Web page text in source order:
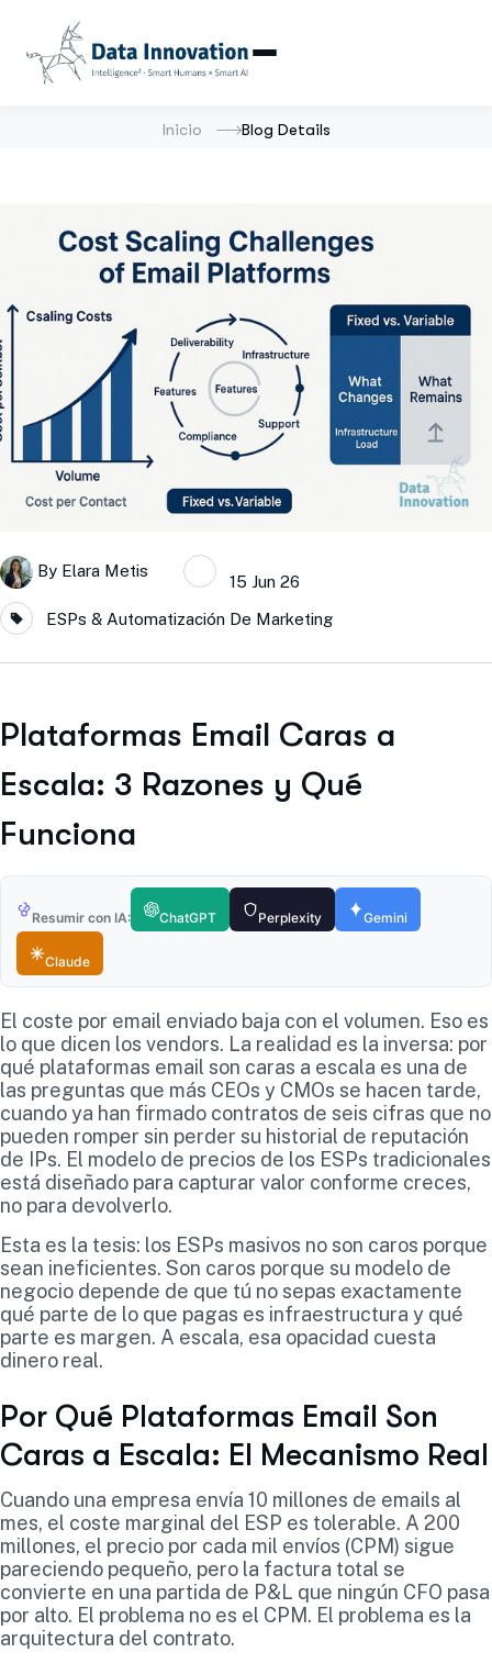
Inicio Blog Details
By Elara Metis
15 Jun 26
ESPs & Automatización De Marketing
Plataformas Email Caras a
Escala: 3 Razones y Qué
Funciona
Resumir con IA: ChatGPT Perplexity Gemini
Claude
El coste por email enviado baja con el volumen. Eso es
lo que dicen los vendors. La realidad es la inversa: por
qué plataformas email son caras a escala es una de
las preguntas que más CEOs y CMOs se hacen tarde,
cuando ya han firmado contratos de seis cifras que no
pueden romper sin perder su historial de reputación
de IPs. El modelo de precios de los ESPs tradicionales
está diseñado para capturar valor conforme creces,
no para devolverlo.
Esta es la tesis: los ESPs masivos no son caros porque
sean ineficientes. Son caros porque su modelo de
negocio depende de que tú no sepas exactamente
qué parte de lo que pagas es infraestructura y qué
parte es margen. A escala, esa opacidad cuesta
dinero real.
Por Qué Plataformas Email Son
Caras a Escala: El Mecanismo Real
Cuando una empresa envía 10 millones de emails al
mes, el coste marginal del ESP es tolerable. A 200
millones, el precio por cada mil envíos (CPM) sigue
pareciendo pequeño, pero la factura total se
convierte en una partida de P&L que ningún CFO pasa
por alto. El problema no es el CPM. El problema es la
arquitectura del contrato.